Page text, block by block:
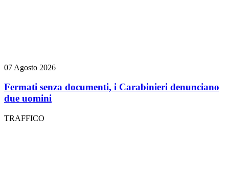
07 Agosto 2026
Fermati senza documenti, i Carabinieri denunciano
due uomini
TRAFFICO